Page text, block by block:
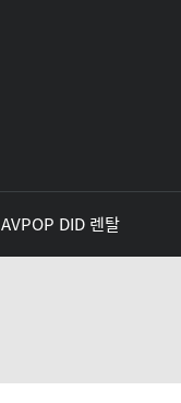
AVPOP DID 렌탈